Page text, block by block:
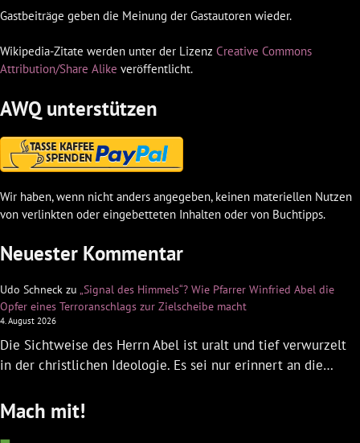
Gastbeiträge geben die Meinung der Gastautoren wieder.
Wikipedia-Zitate werden unter der Lizenz Creative Commons
Attribution/Share Alike veröffentlicht.
AWQ unterstützen
Wir haben, wenn nicht anders angegeben, keinen materiellen Nutzen
von verlinkten oder eingebetteten Inhalten oder von Buchtipps.
Neuester Kommentar
Udo Schneck zu „Signal des Himmels“? Wie Pfarrer Winfried Abel die
Opfer eines Terroranschlags zur Zielscheibe macht
4. August 2026
Die Sichtweise des Herrn Abel ist uralt und tief verwurzelt
in der christlichen Ideologie. Es sei nur erinnert an die…
Mach mit!